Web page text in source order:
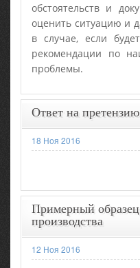
обстоятельств и
оценить ситуацию и
в случае, если
рекомендации по
проблемы.
Ответ на
18 Ноя 2016
Примерный
производства
12 Ноя 2016